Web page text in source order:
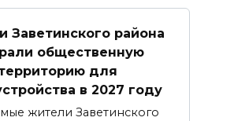
Заветинского района
общественную
для
в 2027 году
жители Заветинского